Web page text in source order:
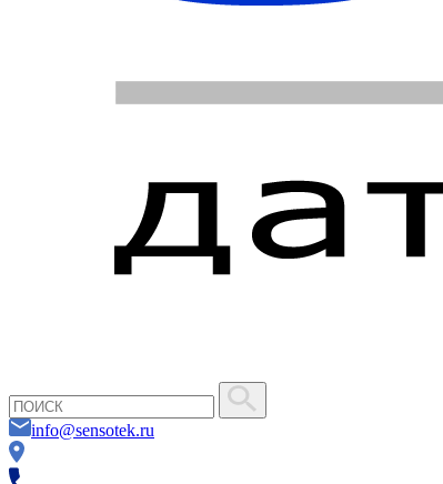
info@sensotek.ru